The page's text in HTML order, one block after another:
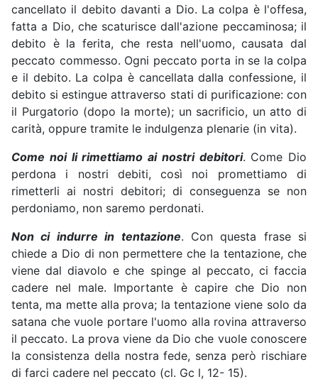
cancellato il debito davanti a Dio. La colpa è l'offesa,
fatta a Dio, che scaturisce dall'azione peccaminosa; il
debito è la ferita, che resta nell'uomo, causata dal
peccato commesso. Ogni peccato porta in se la colpa
e il debito. La colpa è cancellata dalla confessione, il
debito si estingue attraverso stati di purificazione: con
il Purgatorio (dopo la morte); un sacrificio, un atto di
carità, oppure tramite le indulgenza plenarie (in vita).
Come noi li rimettiamo ai nostri debitori. Come Dio
perdona i nostri debiti, così noi promettiamo di
rimetterli ai nostri debitori; di conseguenza se non
perdoniamo, non saremo perdonati.
Non ci indurre in tentazione. Con questa frase si
chiede a Dio di non permettere che la tentazione, che
viene dal diavolo e che spinge al peccato, ci faccia
cadere nel male. Importante è capire che Dio non
tenta, ma mette alla prova; la tentazione viene solo da
satana che vuole portare l'uomo alla rovina attraverso
il peccato. La prova viene da Dio che vuole conoscere
la consistenza della nostra fede, senza però rischiare
di farci cadere nel peccato (cl. Gc l, 12- 15).